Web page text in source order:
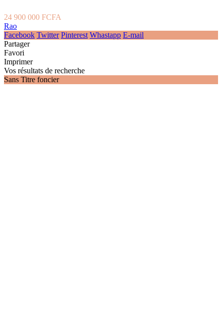
24 900 000 FCFA
Rao
Facebook Twitter Pinterest Whastapp E-mail
Partager
Favori
Imprimer
Vos résultats de recherche
Sans Titre foncier